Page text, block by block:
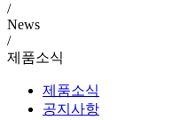
/
News
/
제품소식
제품소식
공지사항